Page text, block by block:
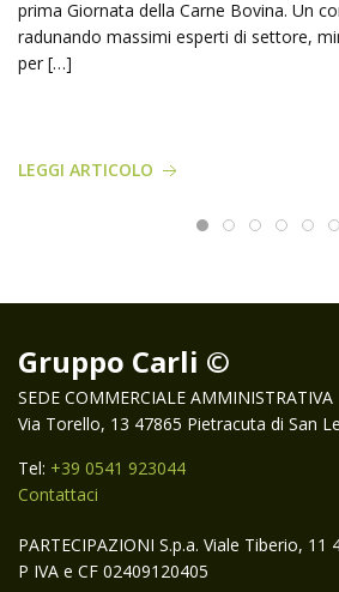
prima Giornata della Carne Bovina. Un
radunando massimi esperti di settore,
per […]
LEGGI ARTICOLO
Gruppo Carli ©
SEDE COMMERCIALE AMMINISTRATIVA
Via Torello, 13 47865 Pietracuta di San
Tel: +39 0541 923044
Contattaci
PARTECIPAZIONI S.p.a. Viale Tiberio, 11
P IVA e CF 02409120405